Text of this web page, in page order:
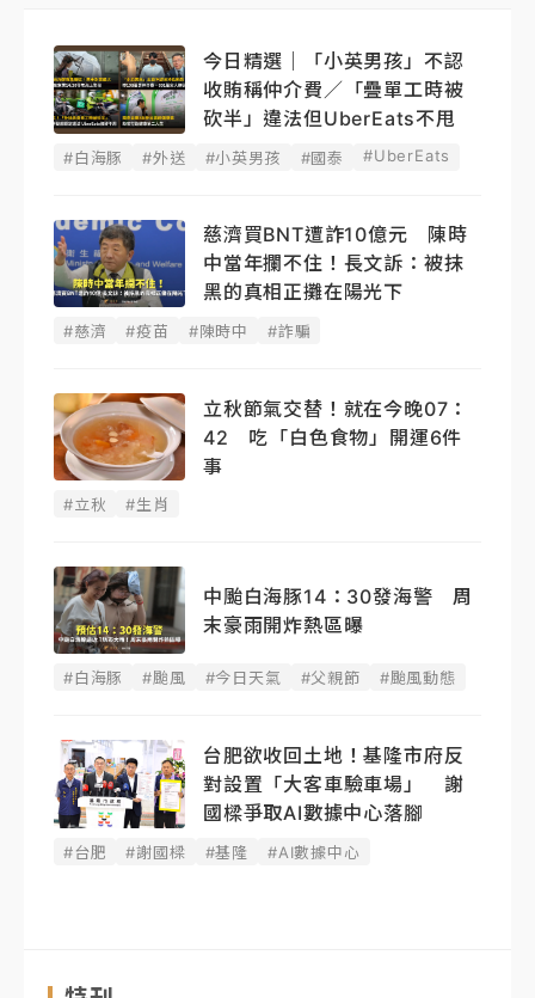
今日精選｜「小英男孩」不認
收賄稱仲介費／「疊單工時被
砍半」違法但UberEats不甩
#白海豚 #外送 #小英男孩 #國泰 #UberEats
慈濟買BNT遭詐10億元 陳時
中當年攔不住！長文訴：被抹
黑的真相正攤在陽光下
#慈濟 #疫苗 #陳時中 #詐騙
立秋節氣交替！就在今晚07：
42 吃「白色食物」開運6件
事
#立秋 #生肖
中颱白海豚14：30發海警 周
末豪雨開炸熱區曝
#白海豚 #颱風 #今日天氣 #父親節 #颱風動態
台肥欲收回土地！基隆市府反
對設置「大客車驗車場」 謝
國樑爭取AI數據中心落腳
#台肥 #謝國樑 #基隆 #AI數據中心